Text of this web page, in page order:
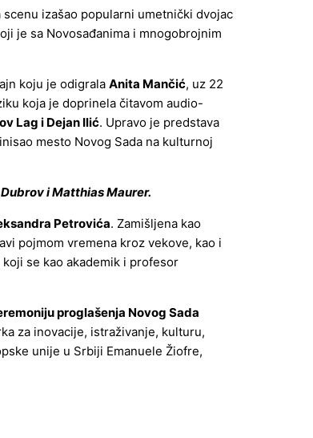
izašao popularni umetnički dvojac
je sa Novosađanima i mnogobrojnim
koju je odigrala Anita Mančić, uz 22
koja je doprinela čitavom audio-
Lag i Dejan Ilić. Upravo je predstava
mesto Novog Sada na kulturnoj
i Matthias Maurer.
Petrovića. Zamišljena kao
pojmom vremena kroz vekove, kao i
se kao akademik i profesor
proglašenja Novog Sada
za inovacije, istraživanje, kulturu,
unije u Srbiji Emanuele Žiofre,